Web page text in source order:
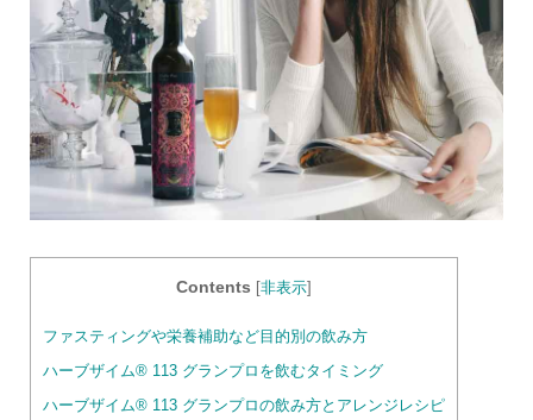
Contents [非表示]
ファスティングや栄養補助など目的別の飲み方
ハーブザイム® 113 グランプロを飲むタイミング
ハーブザイム® 113 グランプロの飲み方とアレンジレシピ